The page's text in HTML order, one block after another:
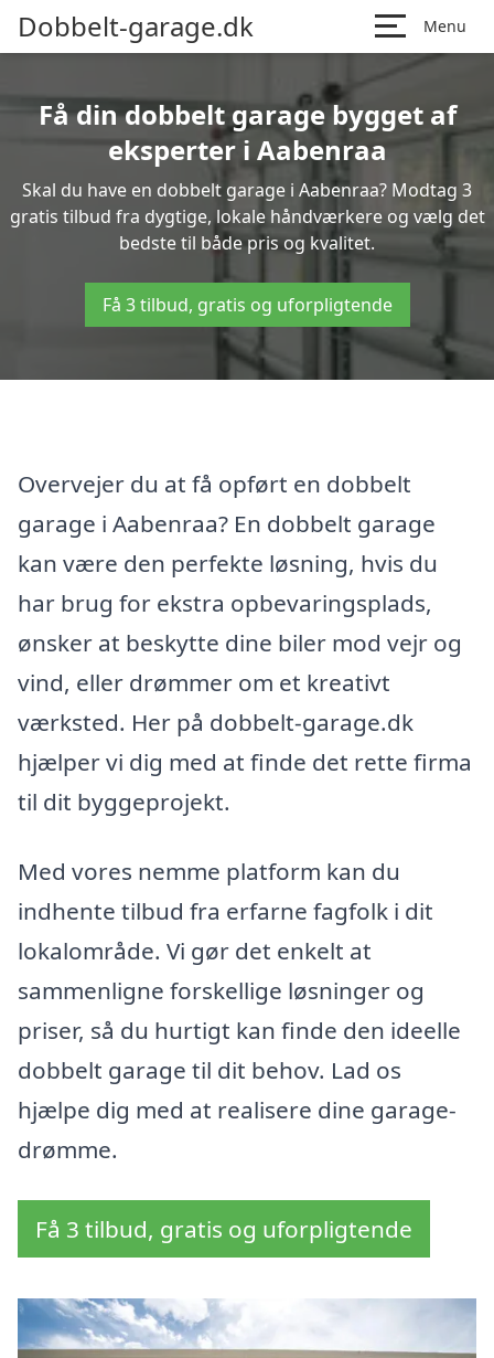
Dobbelt-garage.dk Menu
Få din dobbelt garage bygget af
eksperter i Aabenraa
Skal du have en dobbelt garage i Aabenraa? Modtag 3
gratis tilbud fra dygtige, lokale håndværkere og vælg det
bedste til både pris og kvalitet.
Få 3 tilbud, gratis og uforpligtende
Overvejer du at få opført en dobbelt
garage i Aabenraa? En dobbelt garage
kan være den perfekte løsning, hvis du
har brug for ekstra opbevaringsplads,
ønsker at beskytte dine biler mod vejr og
vind, eller drømmer om et kreativt
værksted. Her på dobbelt-garage.dk
hjælper vi dig med at finde det rette firma
til dit byggeprojekt.
Med vores nemme platform kan du
indhente tilbud fra erfarne fagfolk i dit
lokalområde. Vi gør det enkelt at
sammenligne forskellige løsninger og
priser, så du hurtigt kan finde den ideelle
dobbelt garage til dit behov. Lad os
hjælpe dig med at realisere dine garage-
drømme.
Få 3 tilbud, gratis og uforpligtende